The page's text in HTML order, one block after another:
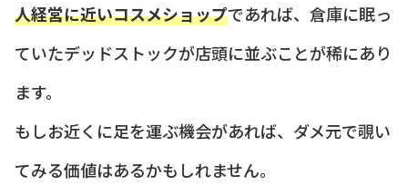
人経営に近いコスメショップであれば、倉庫に眠っ
ていたデッドストックが店頭に並ぶことが稀にあり
ます。
もしお近くに足を運ぶ機会があれば、ダメ元で覗い
てみる価値はあるかもしれません。